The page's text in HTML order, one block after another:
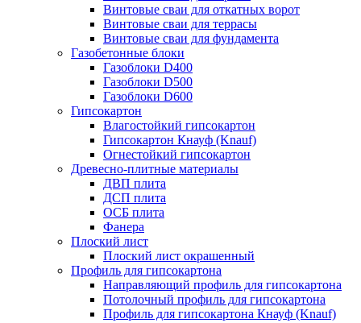
Винтовые сваи для откатных ворот
Винтовые сваи для террасы
Винтовые сваи для фундамента
Газобетонные блоки
Газоблоки D400
Газоблоки D500
Газоблоки D600
Гипсокартон
Влагостойкий гипсокартон
Гипсокартон Кнауф (Knauf)
Огнестойкий гипсокартон
Древесно-плитные материалы
ДВП плита
ДСП плита
ОСБ плита
Фанера
Плоский лист
Плоский лист окрашенный
Профиль для гипсокартона
Направляющий профиль для гипсокартона
Потолочный профиль для гипсокартона
Профиль для гипсокартона Кнауф (Knauf)